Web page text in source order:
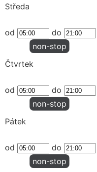
Středa
od do
non-stop
Čtvrtek
od do
non-stop
Pátek
od do
non-stop